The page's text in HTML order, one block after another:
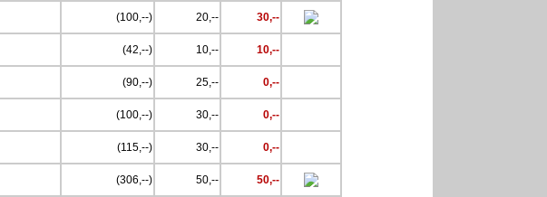
(100,--) 20,-- 30,--
(42,--) 10,-- 10,--
(90,--) 25,-- 0,--
(100,--) 30,-- 0,--
(115,--) 30,-- 0,--
(306,--) 50,-- 50,--